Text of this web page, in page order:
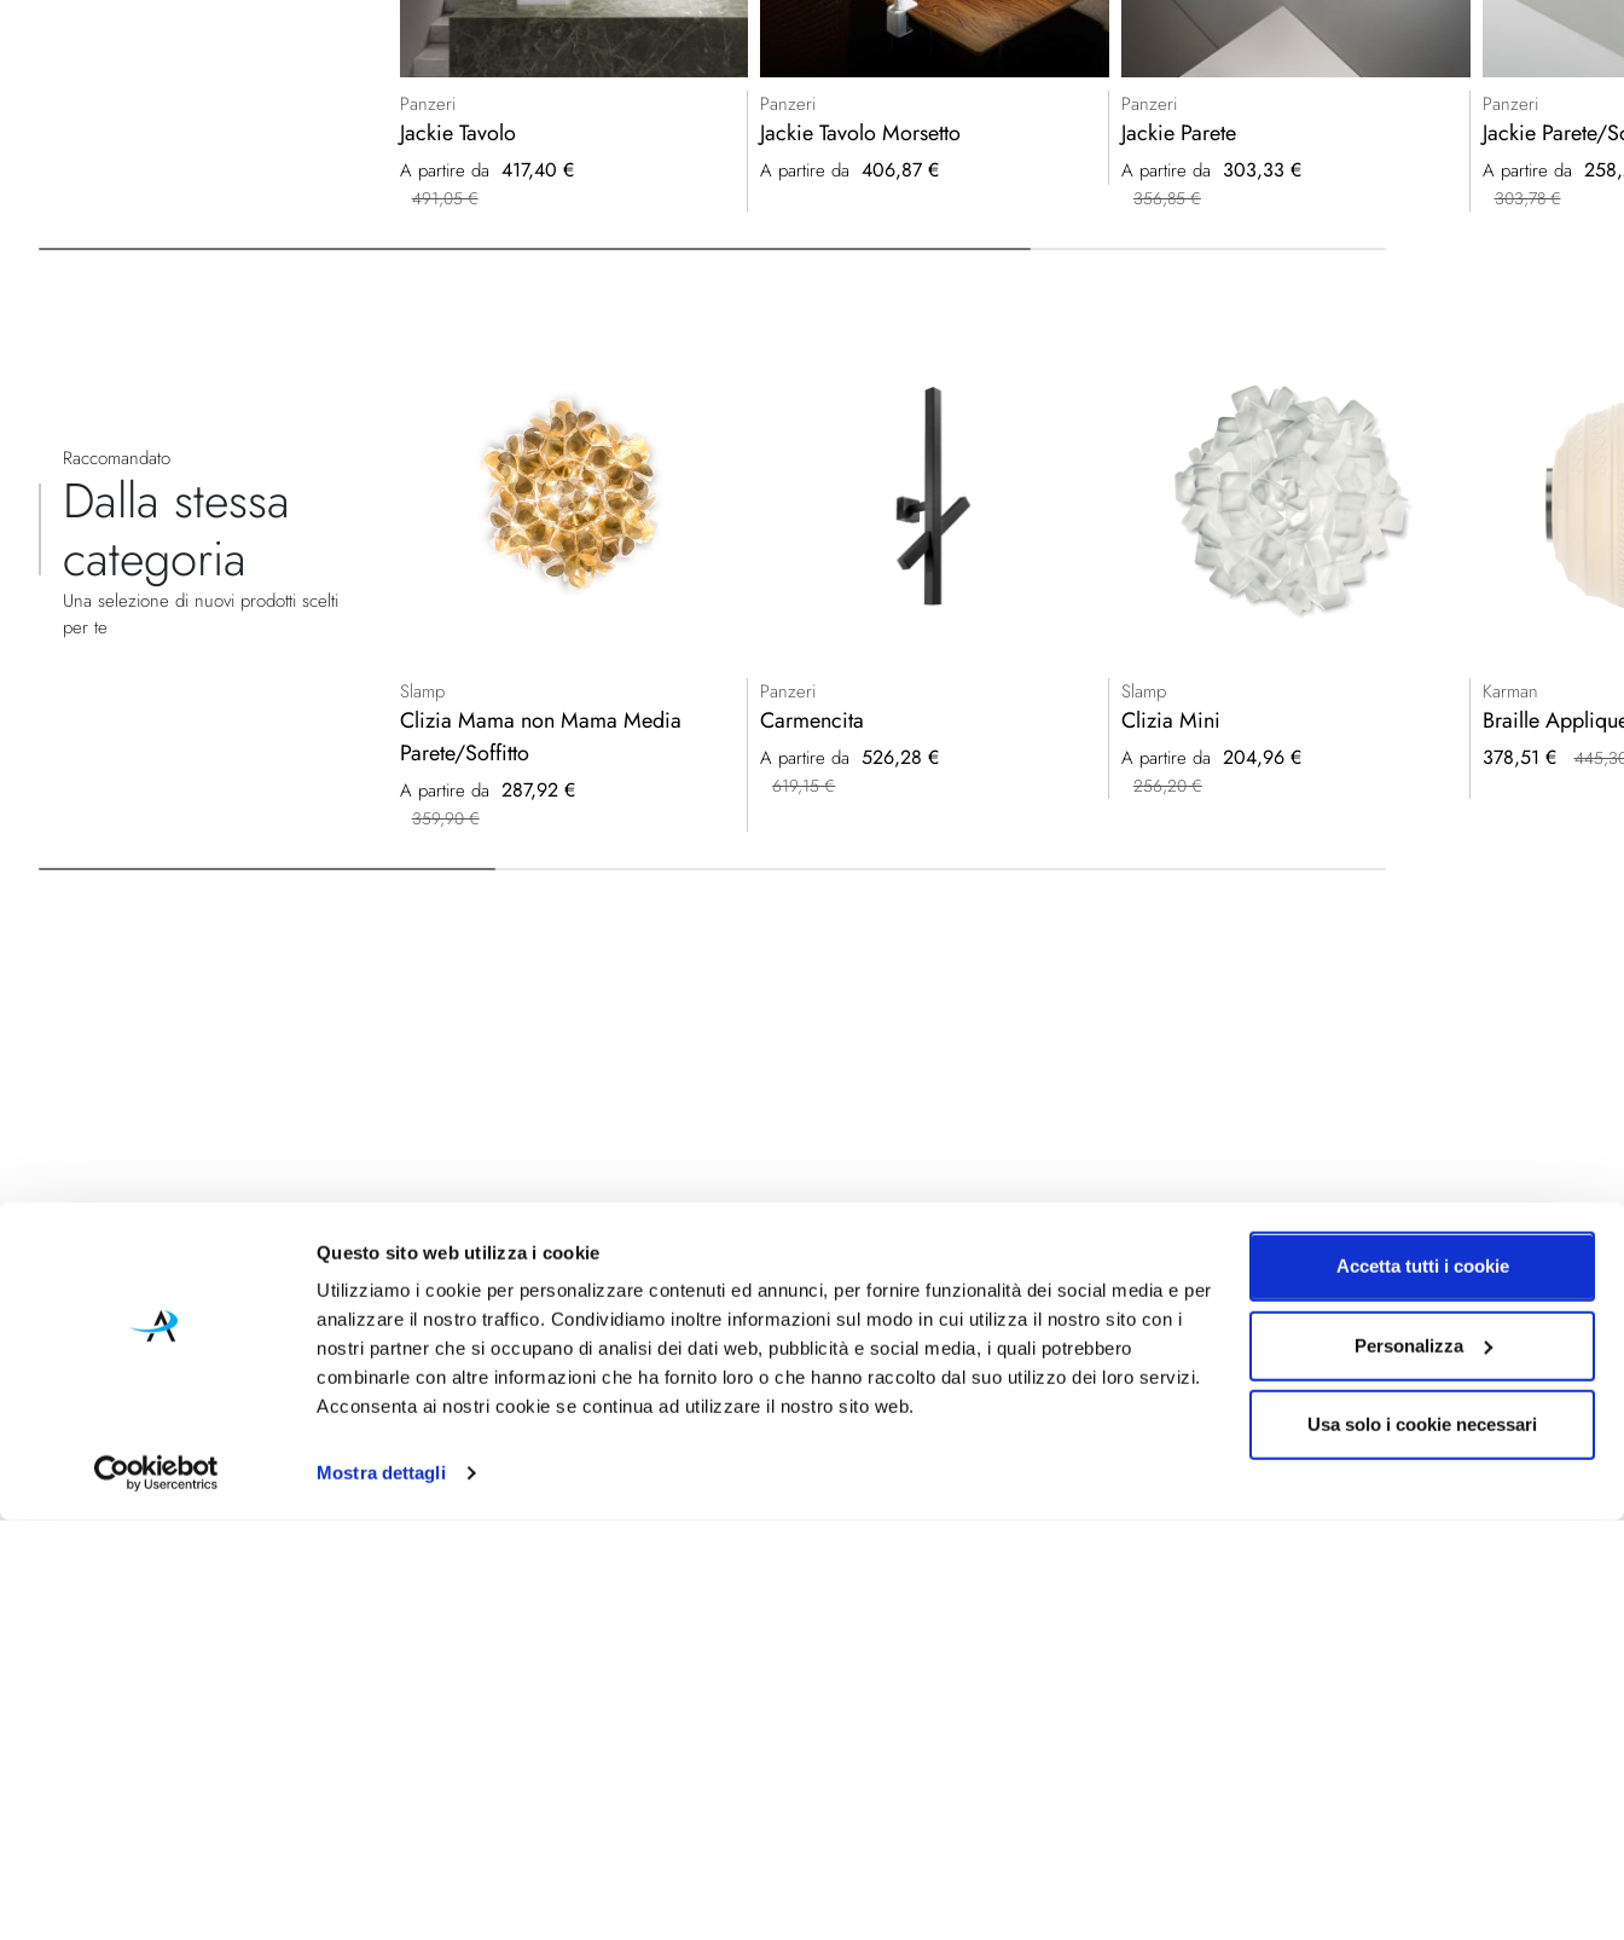
Questo sito web utilizza i cookie
Utilizziamo i cookie per personalizzare contenuti ed annunci, per fornire funzionalità dei social media e per
analizzare il nostro traffico. Condividiamo inoltre informazioni sul modo in cui utilizza il nostro sito con i
nostri partner che si occupano di analisi dei dati web, pubblicità e social media, i quali potrebbero
combinarle con altre informazioni che ha fornito loro o che hanno raccolto dal suo utilizzo dei loro servizi.
Acconsenta ai nostri cookie se continua ad utilizzare il nostro sito web.
Mostra dettagli
Accetta tutti i cookie
Personalizza
Usa solo i cookie necessari
Panzeri
Jackie Tavolo
A partire da 417,40 €
491,05 €
Panzeri
Jackie Tavolo Morsetto
A partire da 406,87 €
Panzeri
Jackie Parete
A partire da 303,33 €
356,85 €
Panzeri
Jackie Parete/
A partire da
303,78 €
Raccomandato
Dalla stessa
categoria
Una selezione di nuovi prodotti scelti
per te
Slamp
Clizia Mama non Mama Media
Parete/Soffitto
A partire da 287,92 €
359,90 €
Panzeri
Carmencita
A partire da 526,28 €
619,15 €
Slamp
Clizia Mini
A partire da 204,96 €
256,20 €
Karman
Braille
Prezzo
378,51 €